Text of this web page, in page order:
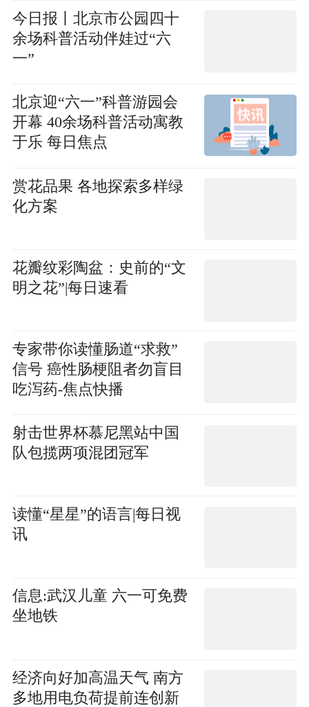
今日报丨北京市公园四十
余场科普活动伴娃过“六
一”
北京迎“六一”科普游园会
开幕 40余场科普活动寓教
于乐 每日焦点
赏花品果 各地探索多样绿
化方案
花瓣纹彩陶盆：史前的“文
明之花”|每日速看
专家带你读懂肠道“求救”
信号 癌性肠梗阻者勿盲目
吃泻药-焦点快播
射击世界杯慕尼黑站中国
队包揽两项混团冠军
读懂“星星”的语言|每日视
讯
信息:武汉儿童 六一可免费
坐地铁
经济向好加高温天气 南方
多地用电负荷提前连创新